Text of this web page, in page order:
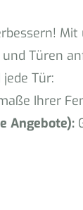
Türen
Tür:
Ihrer
Angebote):